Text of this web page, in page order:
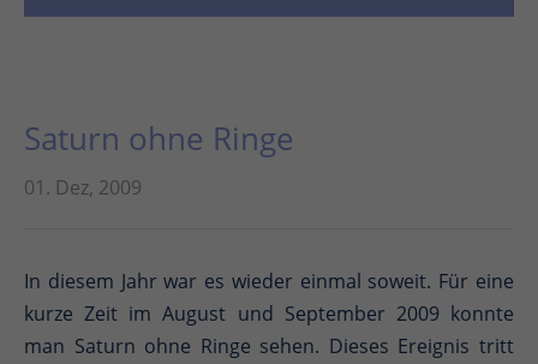
Saturn ohne Ringe
01. Dez, 2009
In diesem Jahr war es wieder einmal soweit. Für eine
kurze Zeit im August und September 2009 konnte
man Saturn ohne Ringe sehen. Dieses Ereignis tritt